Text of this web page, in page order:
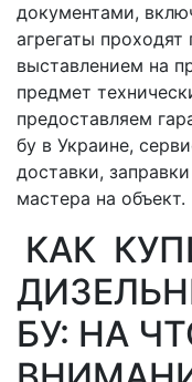
документами,
агрегаты
выставлением на
предмет
предоставляем
бу в Украине,
доставки,
мастера на объект.
КАК
БУ: НА